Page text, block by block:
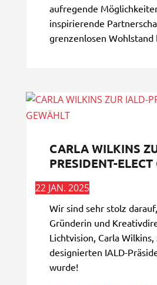
aufregende
inspirierende
grenzenlosen Wohlstand
CARLA WILKINS
PRESIDENT-ELECT
22 JAN. 2025
Wir sind sehr stolz
Gründerin und
Lichtvision, Carla Wilkins,
designierten IALD-
wurde!